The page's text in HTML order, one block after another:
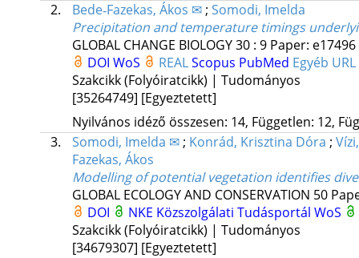
2.
Bede‐Fazekas, Ákos ✉; Somodi, Imelda
Precipitation and temperature timings
GLOBAL CHANGE BIOLOGY30: 9 Paper:
DOI WoS REALScopus PubMed Egyéb URL
Szakcikk (Folyóiratcikk) | Tudományos
[35264749] [Egyeztetett]
Nyilvános idéző összesen: 14, Független: 12,
3.
Somodi, Imelda ✉; Konrád, Krisztina Dóra ;
Fazekas, Ákos
Modelling of potential vegetation identifies
GLOBAL ECOLOGY AND CONSERVATION 50
DOI
NKE Közszolgálati Tudásportál WoS
Szakcikk (Folyóiratcikk) | Tudományos
[34679307] [Egyeztetett]